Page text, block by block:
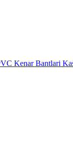
Kenar Bantlari